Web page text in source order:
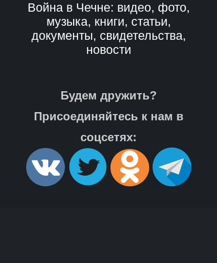
Война в Чечне: видео, фото,
музыка, книги, статьи,
документы, свидетельства,
новости
Будем дружить?
Присоединяйтесь к нам в
соцсетях: